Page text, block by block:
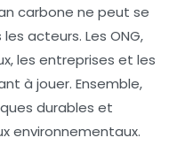
carbone ne peut se
acteurs. Les ONG,
les entreprises et les
à jouer. Ensemble,
durables et
environnementaux.